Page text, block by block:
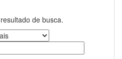
de busca.